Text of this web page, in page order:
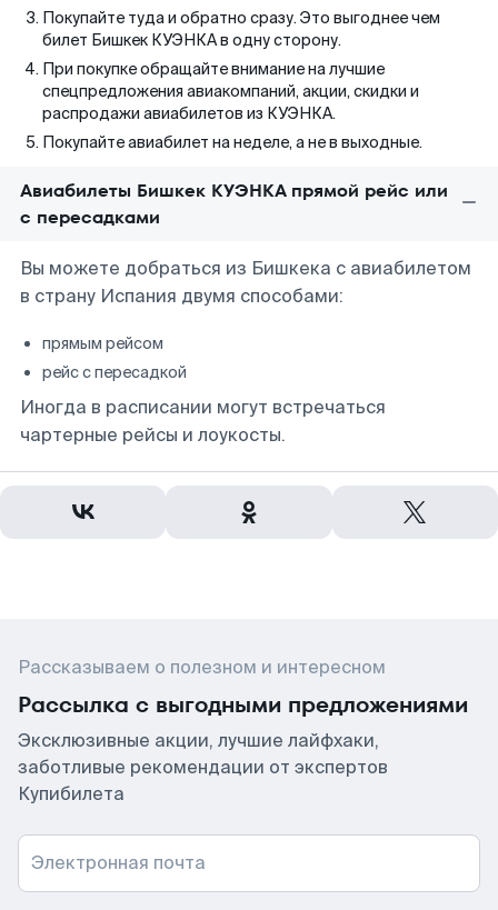
Покупайте туда и обратно сразу. Это выгоднее чем
билет Бишкек КУЭНКА в одну сторону.
При покупке обращайте внимание на лучшие
спецпредложения авиакомпаний, акции, скидки и
распродажи авиабилетов из КУЭНКА.
Покупайте авиабилет на неделе, а не в выходные.
Авиабилеты Бишкек КУЭНКА прямой рейс или
с пересадками
Вы можете добраться из Бишкека с авиабилетом
в страну Испания двумя способами:
прямым рейсом
рейс с пересадкой
Иногда в расписании могут встречаться
чартерные рейсы и лоукосты.
Рассказываем о полезном и интересном
Рассылка с выгодными предложениями
Эксклюзивные акции, лучшие лайфхаки,
заботливые рекомендации от экспертов
Купибилета
Электронная почта